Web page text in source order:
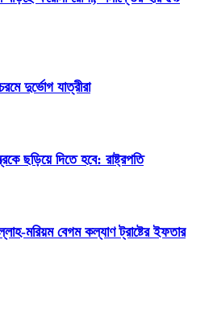
দুর্ভোগ যাত্রীরা
ছড়িয়ে দিতে হবে: রাষ্ট্রপতি
মরিয়ম বেগম কল্যাণ ট্রাষ্টের ইফতার